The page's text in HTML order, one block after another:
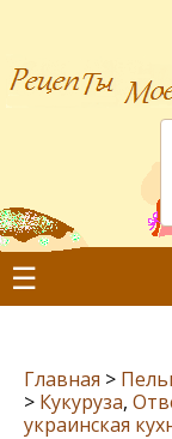
☰
Главная >
> Кукуруза,
украинская